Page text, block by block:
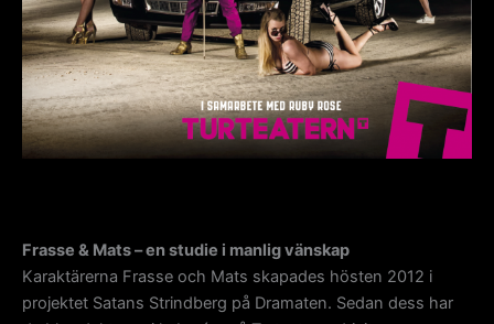
Frasse & Mats – en studie i manlig vänskap
Karaktärerna Frasse och Mats skapades hösten 2012 i
projektet Satans Strindberg på Dramaten. Sedan dess har